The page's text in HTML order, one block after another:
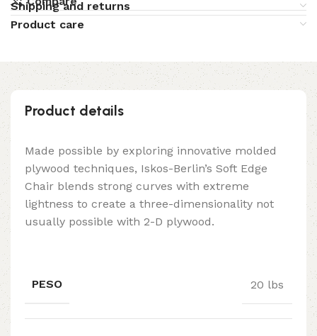
Shipping and returns
Product care
Product details
Made possible by exploring innovative molded
plywood techniques, Iskos-Berlin’s Soft Edge
Chair blends strong curves with extreme
lightness to create a three-dimensionality not
usually possible with 2-D plywood.
PESO 20 lbs